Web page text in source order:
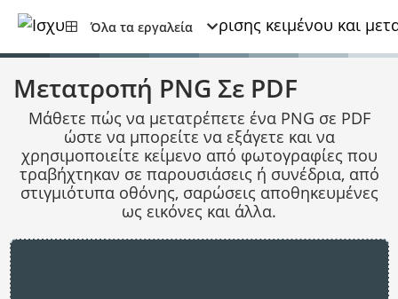
Όλα τα εργαλεία
Μετατροπή PNG Σε PDF
Μάθετε πώς να μετατρέπετε ένα PNG σε PDF
ώστε να μπορείτε να εξάγετε και να
χρησιμοποιείτε κείμενο από φωτογραφίες που
τραβήχτηκαν σε παρουσιάσεις ή συνέδρια, από
στιγμιότυπα οθόνης, σαρώσεις αποθηκευμένες
ως εικόνες και άλλα.